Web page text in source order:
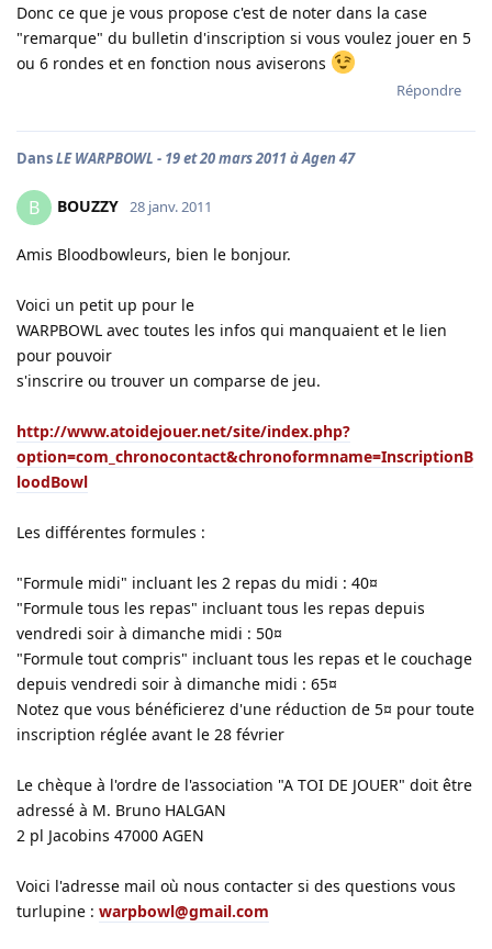
Donc ce que je vous propose c'est de noter dans la case
"remarque" du bulletin d'inscription si vous voulez jouer en 5
ou 6 rondes et en fonction nous aviserons
Répondre
DansLE WARPBOWL - 19 et 20 mars 2011 à Agen 47
B BOUZZY 28 janv. 2011
Amis Bloodbowleurs, bien le bonjour.
Voici un petit up pour le
WARPBOWL avec toutes les infos qui manquaient et le lien
pour pouvoir
s'inscrire ou trouver un comparse de jeu.
http://www.atoidejouer.net/site/index.php?
option=com_chronocontact&chronoformname=InscriptionB
loodBowl
Les différentes formules :
"Formule midi" incluant les 2 repas du midi : 40¤
"Formule tous les repas" incluant tous les repas depuis
vendredi soir à dimanche midi : 50¤
"Formule tout compris" incluant tous les repas et le couchage
depuis vendredi soir à dimanche midi : 65¤
Notez que vous bénéficierez d'une réduction de 5¤ pour toute
inscription réglée avant le 28 février
Le chèque à l'ordre de l'association "A TOI DE JOUER" doit être
adressé à M. Bruno HALGAN
2 pl Jacobins 47000 AGEN
Voici l'adresse mail où nous contacter si des questions vous
turlupine : warpbowl@gmail.com